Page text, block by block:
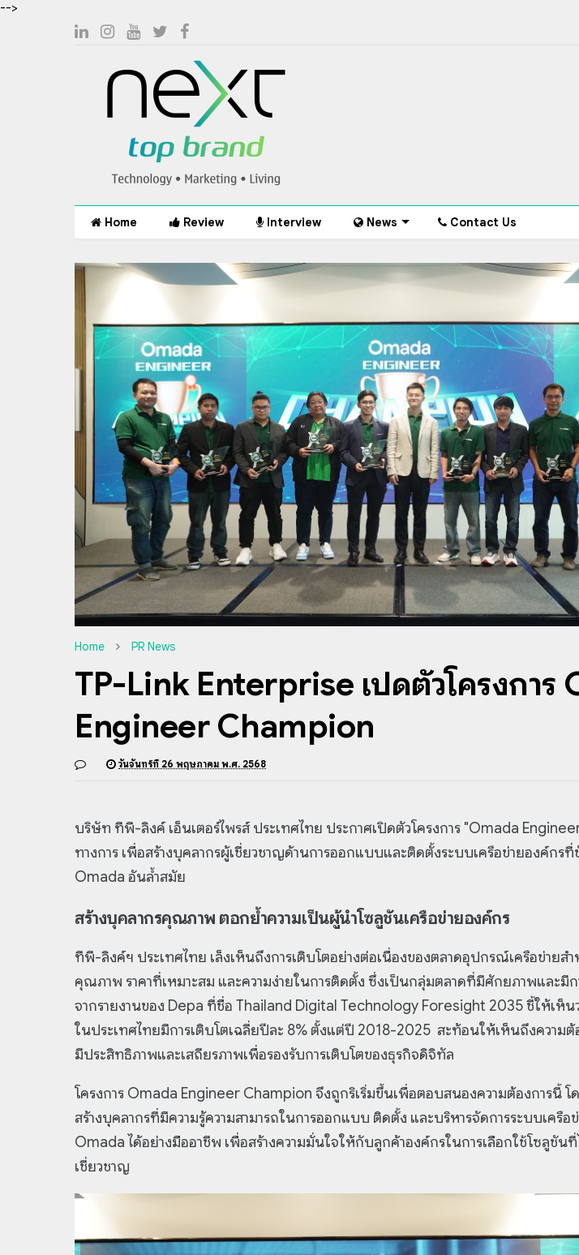
-->
Home Review Interview News Contact Us
Home PR News
TP-Link Enterprise เปิดตัวโครงการ
Engineer Champion
วันจันทร์ที่ 26 พฤษภาคม พ.ศ. 2568
บริษัท ทีพี-ลิงค์ เอ็นเตอร์ไพรส์ ประเทศไทย ประกาศเปิดตัวโครงการ "Omada
ทางการ เพื่อสร้างบุคลากรผู้เชี่ยวชาญด้านการออกแบบและติดตั้งระบบเครือข่ายองค์กร
Omada อันล้ำสมัย
สร้างบุคลากรคุณภาพ ตอกย้ำความเป็นผู้นำโซลูชันเครือข่ายองค์กร
ทีพี-ลิงค์ฯ ประเทศไทย เล็งเห็นถึงการเติบโตอย่างต่อเนื่องของตลาดอุปกรณ์เครือข่ายส
คุณภาพ ราคาที่เหมาะสม และความง่ายในการติดตั้ง ซึ่งเป็นกลุ่มตลาดที่มีศักยภาพและมีก
จากรายงานของ Depa ที่ชื่อ Thailand Digital Technology Foresight 2035 ชี้ให้เห็น
ในประเทศไทยมีการเติบโตเฉลี่ยปีละ 8% ตั้งแต่ปี 2018-2025 สะท้อนให้เห็นถึงความต้
มีประสิทธิภาพและเสถียรภาพเพื่อรองรับการเติบโตของธุรกิจดิจิทัล
โครงการ Omada Engineer Champion จึงถูกริเริ่มขึ้นเพื่อตอบสนองความต้องการนี้ โ
สร้างบุคลากรที่มีความรู้ความสามารถในการออกแบบ ติดตั้ง และบริหารจัดการระบบเครื
Omada ได้อย่างมืออาชีพ เพื่อสร้างความมั่นใจให้กับลูกค้าองค์กรในการเลือกใช้โซลูชัน
เชี่ยวชาญ